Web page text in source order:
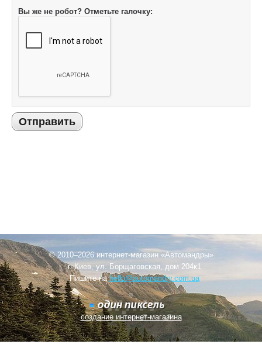
Вы же не робот? Отметьте галочку:
Отправить
© 2010–2026 интернет-магазин «Автомандры»
г. Киев, ул. Борщаговская, дом 204к1
Пишите наhello@automandry.com.ua
создание интернет-магазина